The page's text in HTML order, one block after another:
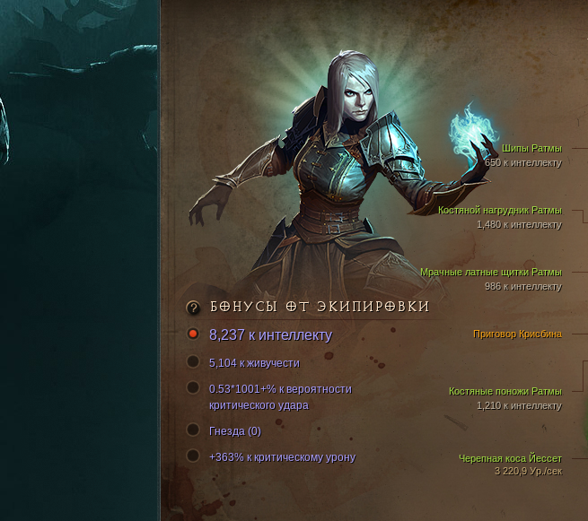
Костяной нагрудник Ратмы
1,480 к интеллекту
Мрачные латные щитки Ратмы
986 к интеллекту
Шипы Ратмы
650 к интеллекту
Костяные поножи Ратмы
1,210 к интеллекту
Черепная коса Йессет
3 220,9 Ур./сек
Приговор Крисбина
БОНУСЫ ОТ ЭКИПИРОВКИ
8,237 к интеллекту
5,104 к живучести
0.53*1001+% к вероятности
критического удара
Гнезда (0)
+363% к критическому урону